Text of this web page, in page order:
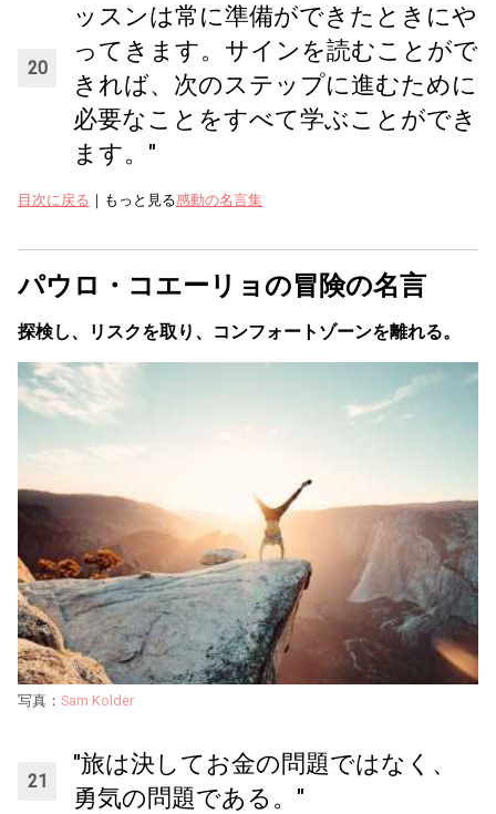
ッスンは常に準備ができたときにや
ってきます。サインを読むことがで
きれば、次のステップに進むために
必要なことをすべて学ぶことができ
ます。"
目次に戻る ｜もっと見る感動の名言集
パウロ・コエーリョの冒険の名言
探検し、リスクを取り、コンフォートゾーンを離れる。
写真： Sam Kolder
"旅は決してお金の問題ではなく、
勇気の問題である。"